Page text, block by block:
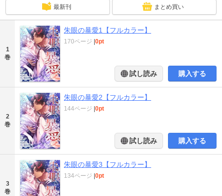
最新刊 まとめ買い
1
巻
朱眼の暴愛1【フルカラー】
170ページ 0pt
試し読み 購入する
2
巻
朱眼の暴愛2【フルカラー】
144ページ 0pt
試し読み 購入する
3
巻
朱眼の暴愛3【フルカラー】
134ページ 0pt